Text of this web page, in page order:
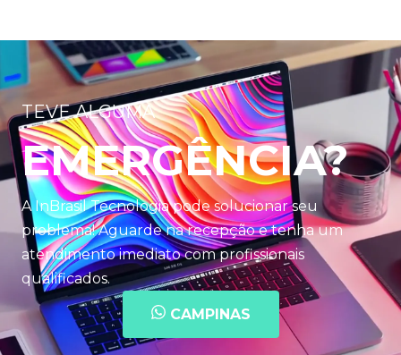
TEVE ALGUMA
EMERGÊNCIA?
A InBrasil Tecnologia pode solucionar seu
problema! Aguarde na recepção e tenha um
atendimento imediato com profissionais
qualificados.
CAMPINAS